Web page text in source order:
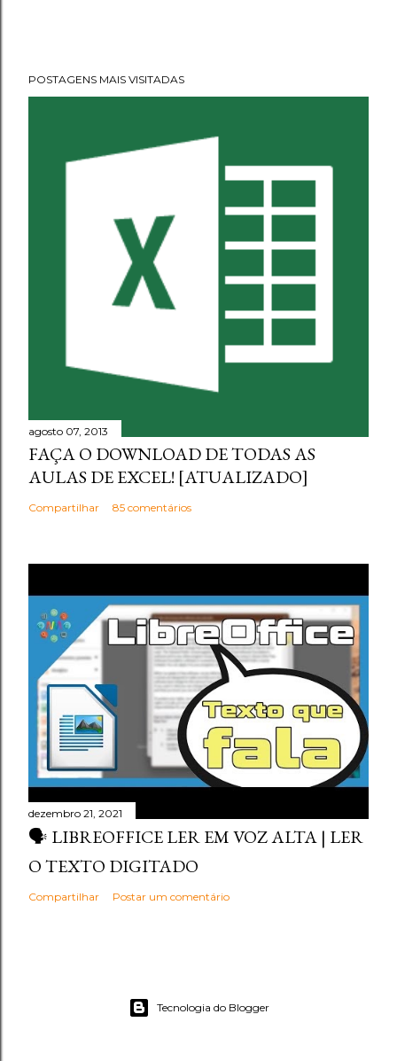
POSTAGENS MAIS VISITADAS
agosto 07, 2013
FAÇA O DOWNLOAD DE TODAS AS
AULAS DE EXCEL! [ATUALIZADO]
Compartilhar 85 comentários
dezembro 21, 2021
🗣️ LIBREOFFICE LER EM VOZ ALTA | LER
O TEXTO DIGITADO
Compartilhar Postar um comentário
Tecnologia do Blogger